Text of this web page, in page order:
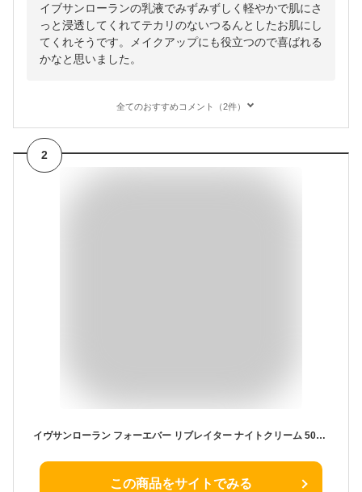
イブサンローランの乳液でみずみずしく軽やかで肌にさ
っと浸透してくれてテカリのないつるんとしたお肌にし
てくれそうです。メイクアップにも役立つので喜ばれる
かなと思いました。
全てのおすすめコメント（2件）
2
イヴサンローラン フォーエバー リブレイター ナイトクリーム 50mL
この商品をサイトでみる